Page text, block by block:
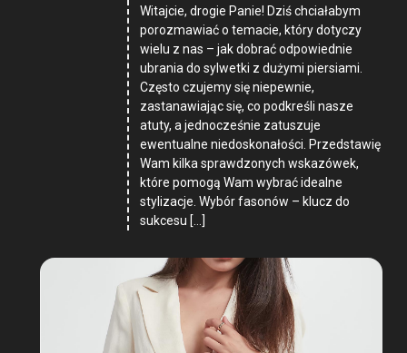
Witajcie, drogie Panie! Dziś chciałabym
porozmawiać o temacie, który dotyczy
wielu z nas – jak dobrać odpowiednie
ubrania do sylwetki z dużymi piersiami.
Często czujemy się niepewnie,
zastanawiając się, co podkreśli nasze
atuty, a jednocześnie zatuszuje
ewentualne niedoskonałości. Przedstawię
Wam kilka sprawdzonych wskazówek,
które pomogą Wam wybrać idealne
stylizacje. Wybór fasonów – klucz do
sukcesu […]